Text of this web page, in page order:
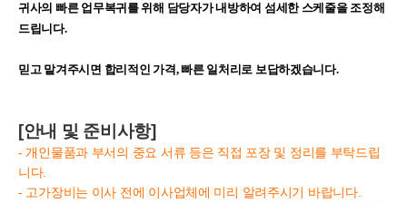
귀사의 빠른 업무복귀를위해 담당자가내방하여 섬세한 스케줄을 조정해
드립니다.
믿고 맡겨주시면 합리적인가격, 빠른 일처리로 보답하겠습니다.
[안내 및 준비사항]
- 개인물품과 부서의 중요 서류 등은 직접 포장 및 정리를 부탁드립
니다.
- 고가장비는 이사 전에 이사업체에 미리 알려주시기 바랍니다.